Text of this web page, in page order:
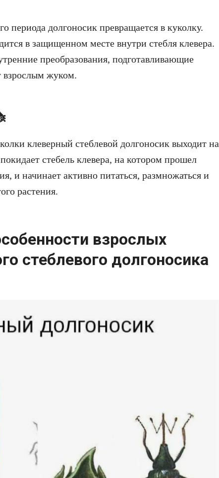
периода долгоносик превращается в куколку.
в защищенном месте внутри стебля клевера.
преобразования, подготавливающие
взрослым жуком.
клеверный стеблевой долгоносик выходит на
стебель клевера, на котором прошел
и начинает активно питаться, размножаться и
растения.
взрослых
стеблевого долгоносика